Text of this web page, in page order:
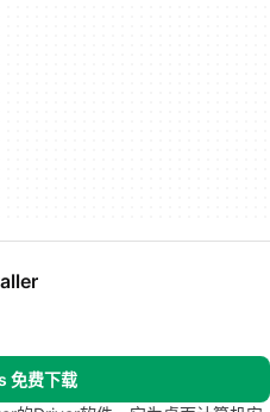
免费下载